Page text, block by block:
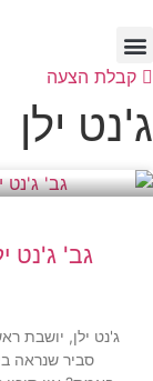
לתוכן
קבלת הצעה
ג'נט ילן
גב' ג'נט
ג'נט ילן, יושבת